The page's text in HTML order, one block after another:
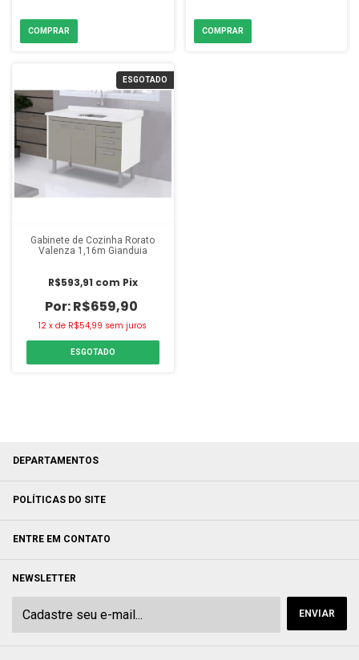
ESGOTADO
Gabinete de Cozinha Rorato
Valenza 1,16m Gianduia
R$659,90
R$593,91 com Pix
12 xde R$54,99 sem juros
ESGOTADO
DEPARTAMENTOS
POLÍTICAS DO SITE
ENTRE EM CONTATO
NEWSLETTER